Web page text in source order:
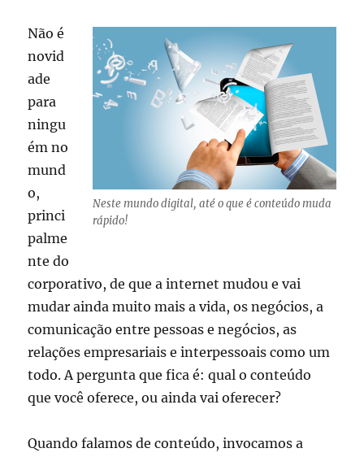
Neste mundo digital, até o que é conteúdo muda
rápido!
Não é
novid
ade
para
ningu
ém no
mund
o,
princi
palme
nte do
corporativo, de que a internet mudou e vai
mudar ainda muito mais a vida, os negócios, a
comunicação entre pessoas e negócios, as
relações empresariais e interpessoais como um
todo. A pergunta que fica é: qual o conteúdo
que você oferece, ou ainda vai oferecer?
Quando falamos de conteúdo, invocamos a